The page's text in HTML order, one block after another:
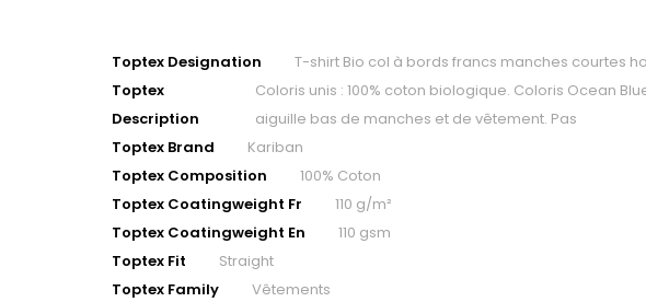
Toptex Designation
T-shirt Bio col à bords francs manches courtes
Toptex
Description
Coloris unis : 100% coton biologique. Coloris Ocean
aiguille bas de manches et de vêtement. Pas
Toptex Brand
Kariban
Toptex Composition
100% Coton
Toptex Coatingweight Fr
110 g/m²
Toptex Coatingweight En
110 gsm
Toptex Fit
Straight
Toptex Family
Vêtements